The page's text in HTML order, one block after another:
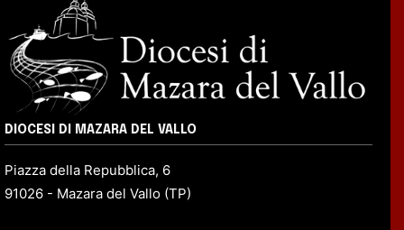
DIOCESI DI MAZARA DEL VALLO
Piazza della Repubblica, 6
91026 - Mazara del Vallo (TP)